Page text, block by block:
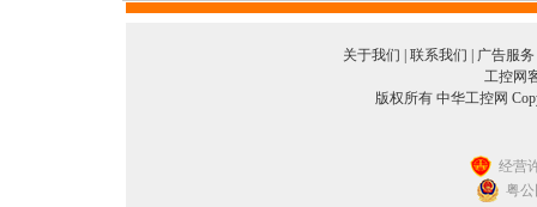
关于我们 联系我们 广告服务
工控网
版权所有 中华工控网
经营
粤公